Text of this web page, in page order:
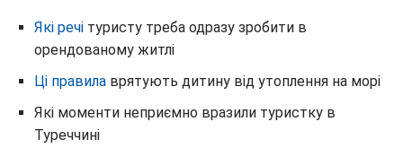
Які речі туристу треба одразу зробити в
орендованому житлі
Ці правила врятують дитину від утоплення на морі
Які моменти неприємно вразили туристку в
Туреччині